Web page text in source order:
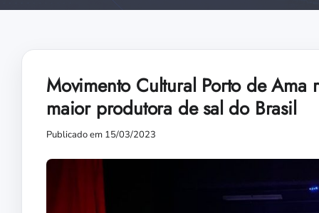
Movimento Cultural Porto de
maior produtora de sal do Brasil
Publicado em 15/03/2023